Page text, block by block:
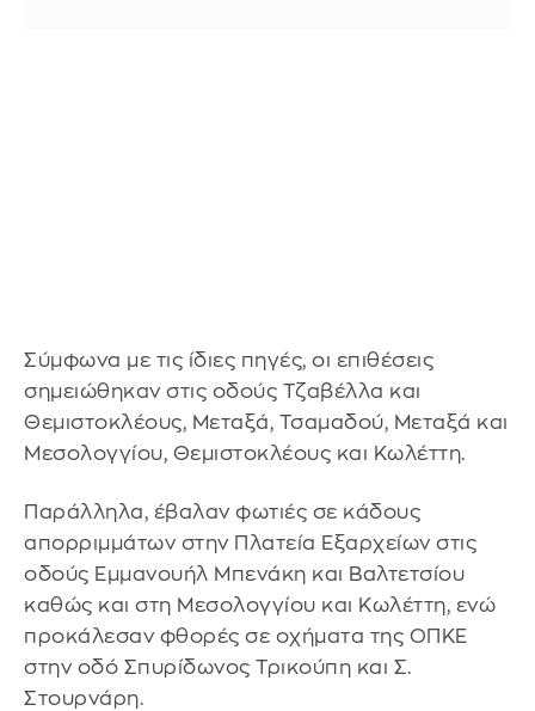
Σύμφωνα με τις ίδιες πηγές, οι επιθέσεις
σημειώθηκαν στις οδούς Τζαβέλλα και
Θεμιστοκλέους, Μεταξά, Τσαμαδού, Μεταξά και
Μεσολογγίου, Θεμιστοκλέους και Κωλέττη.
Παράλληλα, έβαλαν φωτιές σε κάδους
απορριμμάτων στην Πλατεία Εξαρχείων στις
οδούς Εμμανουήλ Μπενάκη και Βαλτετσίου
καθώς και στη Μεσολογγίου και Κωλέττη, ενώ
προκάλεσαν φθορές σε οχήματα της ΟΠΚΕ
στην οδό Σπυρίδωνος Τρικούπη και Σ.
Στουρνάρη.